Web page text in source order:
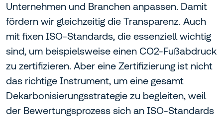
Unternehmen und Branchen anpassen. Damit
fördern wir gleichzeitig die Transparenz. Auch
mit fixen ISO-Standards, die essenziell wichtig
sind, um beispielsweise einen CO2-Fußabdruck
zu zertifizieren. Aber eine Zertifizierung ist nicht
das richtige Instrument, um eine gesamt
Dekarbonisierungsstrategie zu begleiten, weil
der Bewertungsprozess sich an ISO-Standards